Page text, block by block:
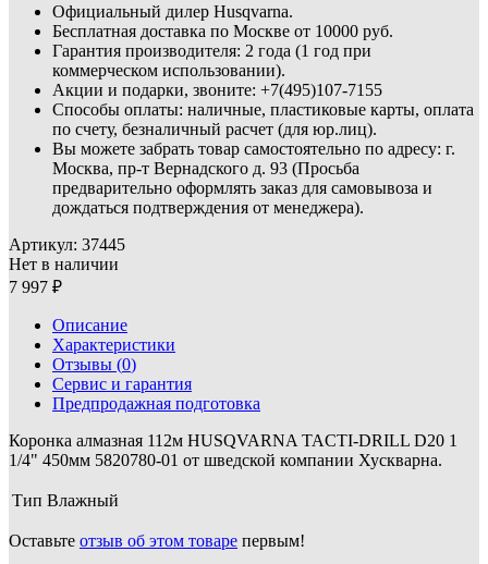
Официальный дилер Husqvarna.
Бесплатная доставка по Москве от 10000 руб.
Гарантия производителя: 2 года (1 год при
коммерческом использовании).
Акции и подарки, звоните: +7(495)107-7155
Способы оплаты: наличные, пластиковые карты, оплата
по счету, безналичный расчет (для юр.лиц).
Вы можете забрать товар самостоятельно по адресу: г.
Москва, пр-т Вернадского д. 93 (Просьба
предварительно оформлять заказ для самовывоза и
дождаться подтверждения от менеджера).
Артикул: 37445
Нет в наличии
7 997
Описание
Характеристики
Отзывы (0)
Сервис и гарантия
Предпродажная подготовка
Коронка алмазная 112м HUSQVARNA TACTI-DRILL D20 1
1/4" 450мм 5820780-01 от шведской компании Хускварна.
Тип Влажный
Оставьте отзыв об этом товаре первым!